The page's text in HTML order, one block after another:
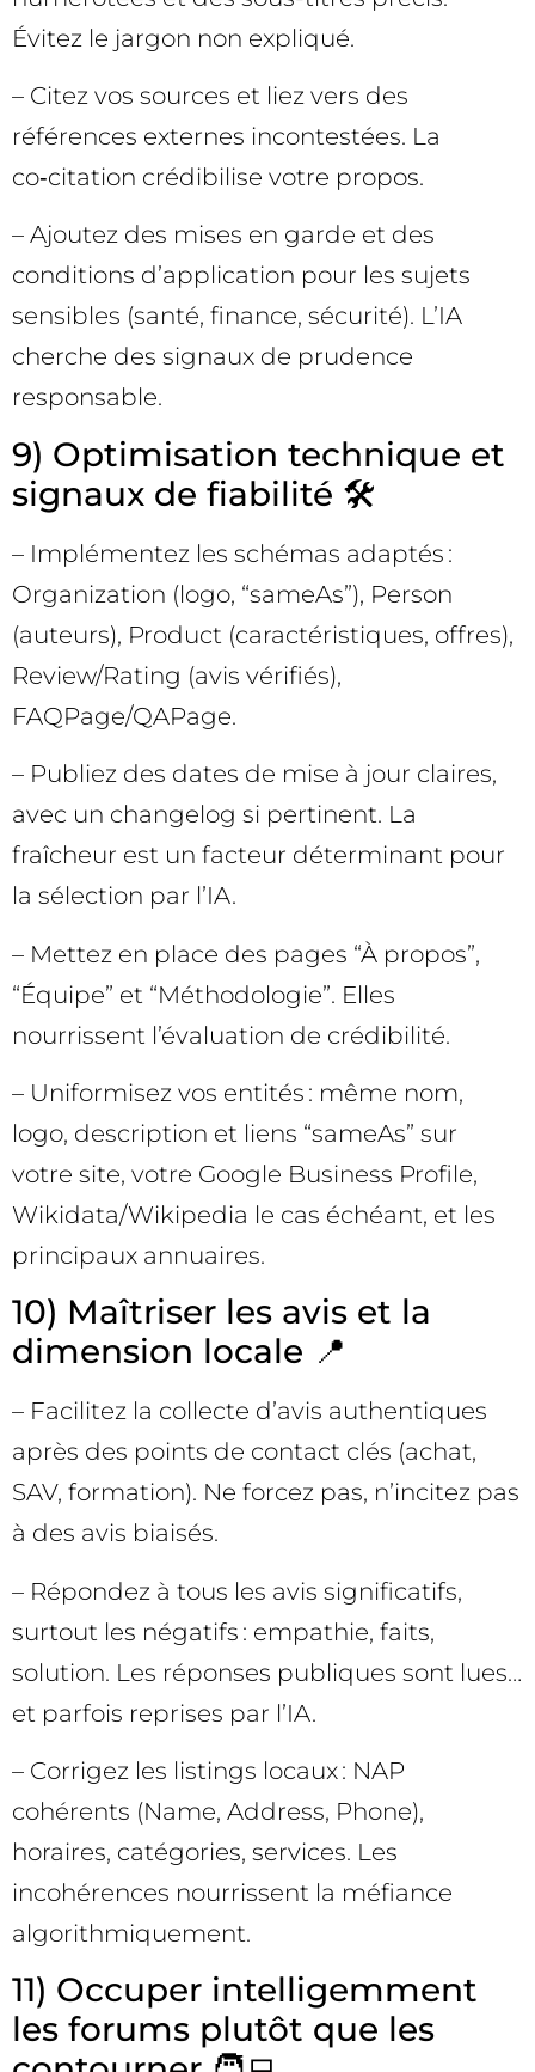
Évitez le jargon non expliqué.
– Citez vos sources et liez vers des
références externes incontestées. La
co‑citation crédibilise votre propos.
– Ajoutez des mises en garde et des
conditions d’application pour les sujets
sensibles (santé, finance, sécurité). L’IA
cherche des signaux de prudence
responsable.
9) Optimisation technique et
signaux de fiabilité 🛠️
– Implémentez les schémas adaptés :
Organization (logo, “sameAs”), Person
(auteurs), Product (caractéristiques, offres),
Review/Rating (avis vérifiés),
FAQPage/QAPage.
– Publiez des dates de mise à jour claires,
avec un changelog si pertinent. La
fraîcheur est un facteur déterminant pour
la sélection par l’IA.
– Mettez en place des pages “À propos”,
“Équipe” et “Méthodologie”. Elles
nourrissent l’évaluation de crédibilité.
– Uniformisez vos entités : même nom,
logo, description et liens “sameAs” sur
votre site, votre Google Business Profile,
Wikidata/Wikipedia le cas échéant, et les
principaux annuaires.
10) Maîtriser les avis et la
dimension locale 📍
– Facilitez la collecte d’avis authentiques
après des points de contact clés (achat,
SAV, formation). Ne forcez pas, n’incitez pas
à des avis biaisés.
– Répondez à tous les avis significatifs,
surtout les négatifs : empathie, faits,
solution. Les réponses publiques sont lues…
et parfois reprises par l’IA.
– Corrigez les listings locaux : NAP
cohérents (Name, Address, Phone),
horaires, catégories, services. Les
incohérences nourrissent la méfiance
algorithmiquement.
11) Occuper intelligemment
les forums plutôt que les